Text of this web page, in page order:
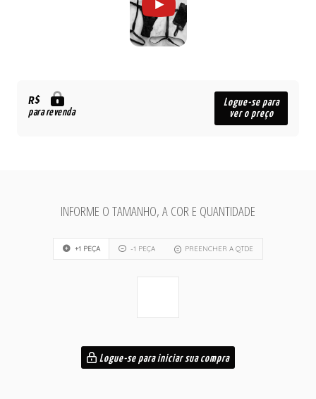
R$
para revenda
Logue-se para
ver o preço
INFORME O TAMANHO, A COR E QUANTIDADE
+1 PEÇA -1 PEÇA PREENCHER A QTDE
Logue-se para iniciar sua compra